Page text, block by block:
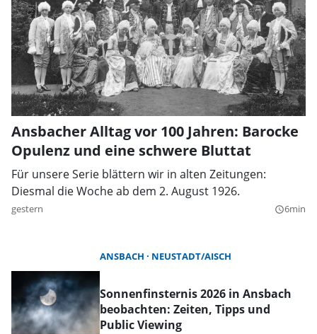
Ansbacher Alltag vor 100 Jahren: Barocke
Opulenz und eine schwere Bluttat
Für unsere Serie blättern wir in alten Zeitungen:
Diesmal die Woche ab dem 2. August 1926.
gestern query_builder6min
ANSBACH NEUSTADT/AISCH
Sonnenfinsternis 2026 in Ansbach
beobachten: Zeiten, Tipps und
Public Viewing